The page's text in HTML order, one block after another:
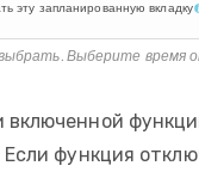
эту запланированную вкладку
Выберите время
включенной
функция